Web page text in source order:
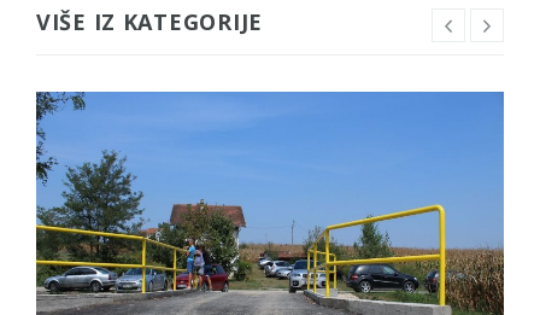
VIŠE IZ KATEGORIJE